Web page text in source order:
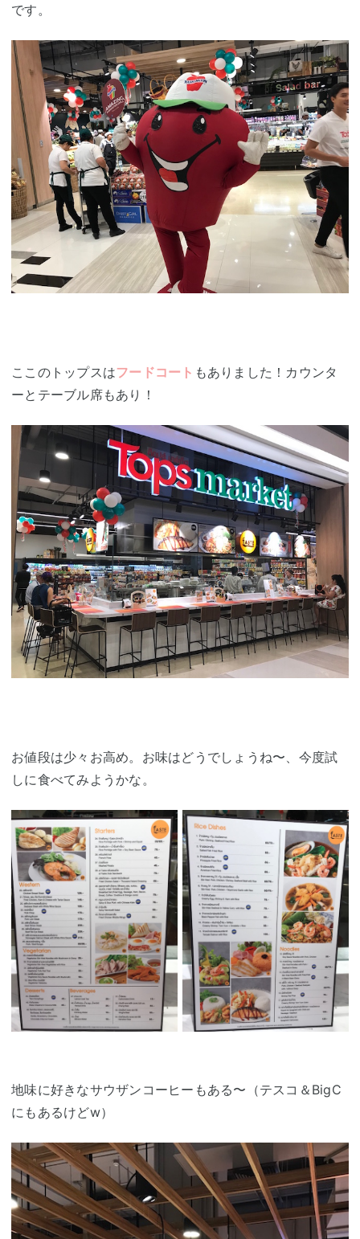
です。
ここのトップスはフードコート もありました！カウンタ
ーとテーブル席もあり！
お値段は少々お高め。お味はどうでしょうね〜、今度試
しに食べてみようかな。
地味に好きなサウザンコーヒーもある〜（テスコ＆BigC
にもあるけどw）